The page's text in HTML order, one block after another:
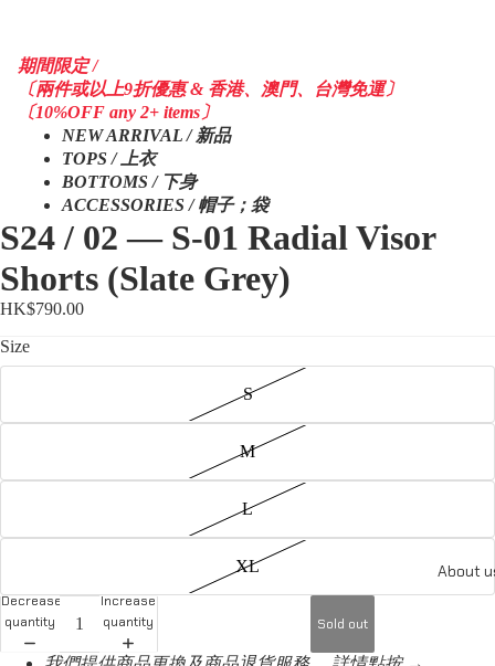
About
期間限定 /
〔兩件或以上9折優惠 & 香港、澳門、台灣免運〕
〔10%OFF any 2+ items〕
NEW ARRIVAL / 新品
TOPS / 上衣
BOTTOMS / 下身
ACCESSORIES / 帽子；袋
S24 / 02 — S-01 Radial Visor
Shorts (Slate Grey)
HK$790.00
Size
S
M
L
XL
Decrease
quantity
Increase
quantity
Sold out